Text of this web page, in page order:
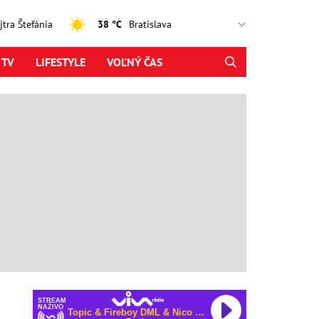
Štefánia 38 °C
LIFESTYLE VOĽNÝ ČAS
STREAM
NAŽIVO
Topic & Fireboy DML & Nico Santos